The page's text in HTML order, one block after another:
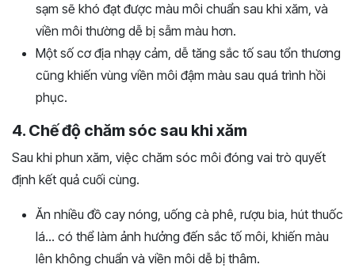
sạm sẽ khó đạt được màu môi chuẩn sau khi xăm, và
viền môi thường dễ bị sẫm màu hơn.
Một số cơ địa nhạy cảm, dễ tăng sắc tố sau tổn thương
cũng khiến vùng viền môi đậm màu sau quá trình hồi
phục.
4. Chế độ chăm sóc sau khi xăm
Sau khi phun xăm, việc chăm sóc môi đóng vai trò quyết
định kết quả cuối cùng.
Ăn nhiều đồ cay nóng, uống cà phê, rượu bia, hút thuốc
lá… có thể làm ảnh hưởng đến sắc tố môi, khiến màu
lên không chuẩn và viền môi dễ bị thâm.